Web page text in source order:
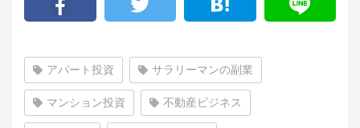
アパート投資 サラリーマンの副業
マンション投資 不動産ビジネス